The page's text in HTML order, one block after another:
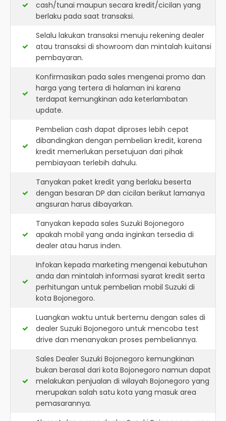
cash/tunai maupun secara kredit/cicilan yang
berlaku pada saat transaksi.
Selalu lakukan transaksi menuju rekening dealer
atau transaksi di showroom dan mintalah kuitansi
pembayaran.
Konfirmasikan pada sales mengenai promo dan
harga yang tertera di halaman ini karena
terdapat kemungkinan ada keterlambatan
update.
Pembelian cash dapat diproses lebih cepat
dibandingkan dengan pembelian kredit, karena
kredit memerlukan persetujuan dari pihak
pembiayaan terlebih dahulu.
Tanyakan paket kredit yang berlaku beserta
dengan besaran DP dan cicilan berikut lamanya
angsuran harus dibayarkan.
Tanyakan kepada sales Suzuki Bojonegoro
apakah mobil yang anda inginkan tersedia di
dealer atau harus inden.
Infokan kepada marketing mengenai kebutuhan
anda dan mintalah informasi syarat kredit serta
perhitungan untuk pembelian mobil Suzuki di
kota Bojonegoro.
Luangkan waktu untuk bertemu dengan sales di
dealer Suzuki Bojonegoro untuk mencoba test
drive dan menanyakan proses pembeliannya.
Sales Dealer Suzuki Bojonegoro kemungkinan
bukan berasal dari kota Bojonegoro namun dapat
melakukan penjualan di wilayah Bojonegoro yang
merupakan salah satu kota yang masuk area
pemasarannya.